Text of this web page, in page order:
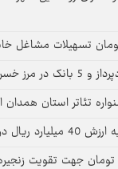
تئاتر استان
در همدان